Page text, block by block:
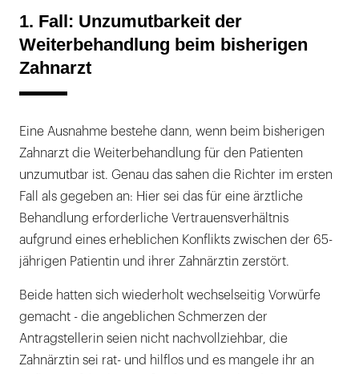
1. Fall: Unzumutbarkeit der
Weiterbehandlung beim bisherigen
Zahnarzt
Eine Ausnahme bestehe dann, wenn beim bisherigen
Zahnarzt die Weiterbehandlung für den Patienten
unzumutbar ist. Genau das sahen die Richter im ersten
Fall als gegeben an: Hier sei das für eine ärztliche
Behandlung erforderliche Vertrauensverhältnis
aufgrund eines erheblichen Konflikts zwischen der 65-
jährigen Patientin und ihrer Zahnärztin zerstört.
Beide hatten sich wiederholt wechselseitig Vorwürfe
gemacht - die angeblichen Schmerzen der
Antragstellerin seien nicht nachvollziehbar, die
Zahnärztin sei rat- und hilflos und es mangele ihr an